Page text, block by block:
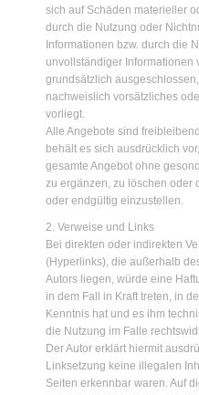
sich auf Schäden materieller
durch die Nutzung oder
Informationen bzw. durch die
unvollständiger Informationen
grundsätzlich
nachweislich vorsätzliches
vorliegt.
Alle Angebote sind
behält es sich ausdrücklich
gesamte Angebot ohne
zu ergänzen, zu löschen oder
oder endgültig einzustellen.
2. Verweise und Links
Bei direkten oder indirekten
(Hyperlinks), die außerhalb
Autors liegen, würde eine
in dem Fall in Kraft treten, in
Kenntnis hat und es ihm
die Nutzung im Falle
Der Autor erklärt hiermit
Linksetzung keine illegalen
Seiten erkennbar waren. Auf